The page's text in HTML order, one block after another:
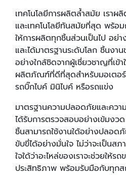
เทคโนโลยีการผลิตล้ำสมัย เราผ
และเทคโนโลยีทันสมัยที่สุด พร้อ
ให้การผลิตทุกชิ้นส่วนเป็นไป อย่
และได้มาตรฐานระดับโลก ชิ้นงา
อย่างใกล้ชิดจากผู้เชี่ยวชาญที่เข้
ผลิตภัณฑ์ที่ดีที่สุดสำหรับมอเตอร์ไ
รถบิ๊กไบค์ มินิไบค์ หรือรถแข่ง
มาตรฐานความปลอดภัยและควา
ได้รับการตรวจสอบอย่างเข้มงว
ชิ้นสามารถใช้งานใด้อย่างปลอ
ขับขี่ได้อย่างมั่นใจ ไม่ว่าจะเป็น
ใจใด้ว่าอะไหล่ของเราจะช่วยให้
ประสิทธิภาพ พร้อมรับมือกับทุก